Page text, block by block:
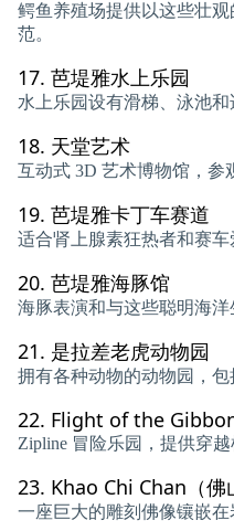
鳄鱼养殖场提供以这些壮
范。
17. 芭堤雅水上乐园
水上乐园设有滑梯、泳池和
18. 天堂艺术
互动式 3D 艺术博物馆，参
19. 芭堤雅卡丁车赛道
适合肾上腺素狂热者和赛车
20. 芭堤雅海豚馆
海豚表演和与这些聪明海洋
21. 是拉差老虎动物园
拥有各种动物的动物园，包
22. Flight of the
Zipline 冒险乐园，提供穿
23. Khao Chi Chan（佛
一座巨大的雕刻佛像镶嵌在